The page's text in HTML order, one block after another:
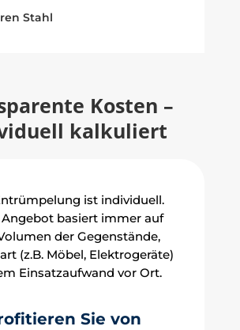
Stahl
Kosten –
kalkuliert
ist individuell.
Angebot basiert immer auf
der Gegenstände,
(z.B. Möbel, Elektrogeräte)
Einsatzaufwand vor Ort.
Sie von